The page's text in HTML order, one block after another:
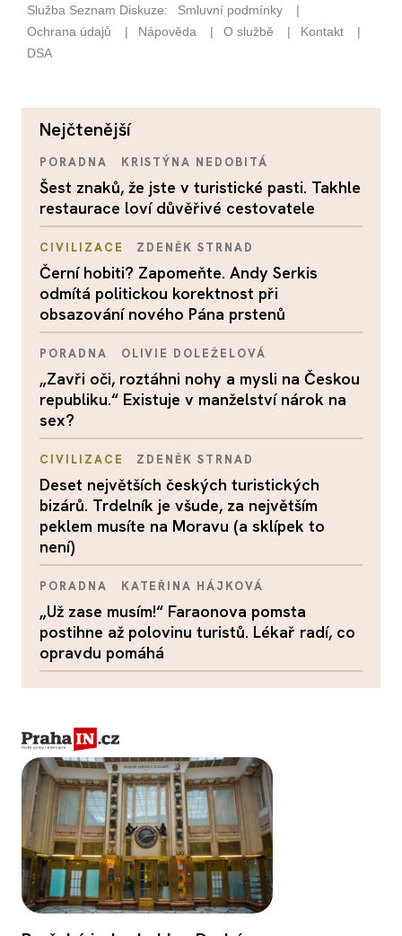
nejčtenější
PORADNA KRISTÝNA NEDOBITÁ
Šest znaků, že jste v turistické pasti. Takhle
restaurace loví důvěřivé cestovatele
CIVILIZACE ZDENĚK STRNAD
Černí hobiti? Zapomeňte. Andy Serkis
odmítá politickou korektnost při
obsazování nového Pána prstenů
PORADNA OLIVIE DOLEŽELOVÁ
„Zavři oči, roztáhni nohy a mysli na Českou
republiku.“ Existuje v manželství nárok na
sex?
CIVILIZACE ZDENĚK STRNAD
Deset největších českých turistických
bizárů. Trdelník je všude, za největším
peklem musíte na Moravu (a sklípek to
není)
PORADNA KATEŘINA HÁJKOVÁ
„Už zase musím!“ Faraonova pomsta
postihne až polovinu turistů. Lékař radí, co
opravdu pomáhá